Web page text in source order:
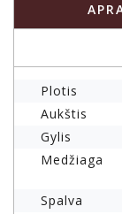
Plotis
Aukštis
Gylis
Medžiaga
Spalva